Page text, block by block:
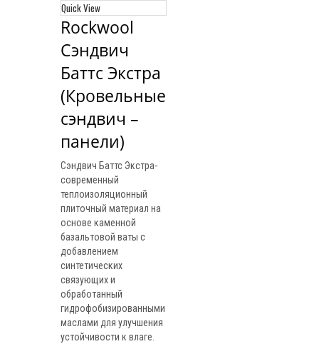
Quick View
Rockwool
Сэндвич
Баттс Экстра
(Кровельные
сэндвич –
панели)
Сэндвич Баттс Экстра-
современный
теплоизоляционный
плиточный материал на
основе каменной
базальтовой ваты с
добавлением
синтетических
связующих и
обработанный
гидрофобизированными
маслами для улучшения
устойчивости к влаге.